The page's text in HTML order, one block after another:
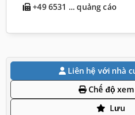
+49 6531 ... quảng cáo
Liên hệ với nhà
Chế độ
Lưu